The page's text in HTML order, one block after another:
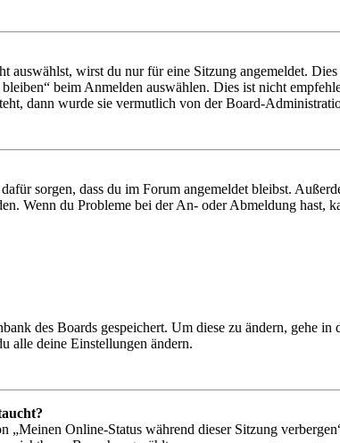
wirst du nur für eine Sitzung angemeldet.
beim Anmelden auswählen. Dies ist nicht
dann wurde sie vermutlich von der Board-
sorgen, dass du im Forum angemeldet bleibst.
Wenn du Probleme bei der An- oder Abmeldung hast,
des Boards gespeichert. Um diese zu ändern, gehe
alle deine Einstellungen ändern.
Online-Status während dieser Sitzung